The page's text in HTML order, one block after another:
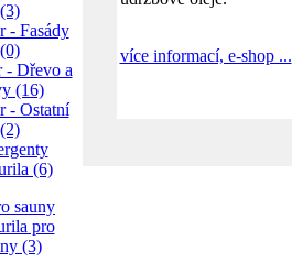
(3)
- Fasády
(0)
- Dřevo a
(16)
- Ostatní
(2)
(6)
sauny
pro
(3)
více informací, e-shop ...